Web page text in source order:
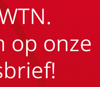
op onze